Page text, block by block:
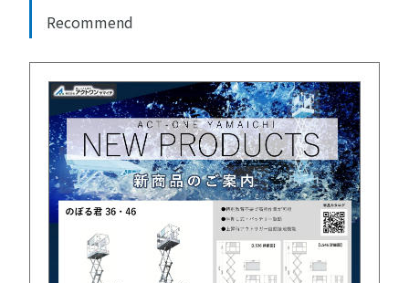
Recommend